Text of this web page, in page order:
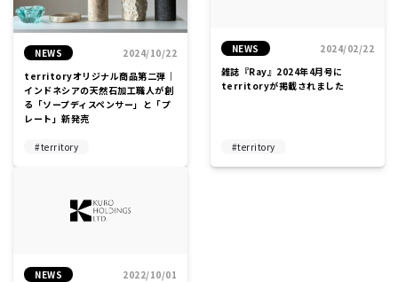
NEWS
2024/10/22
territoryオリジナル商品第二弾｜
インドネシアの天然石加工職人が創
る「ソープディスペンサー」と「プ
レート」新発売
territory
NEWS
2024/02/22
雑誌『Ray』2024年4月号に
territoryが掲載されました
territory
NEWS
2022/10/01